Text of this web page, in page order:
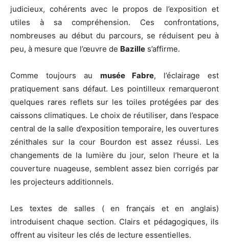
judicieux, cohérents avec le propos de l’exposition et
utiles à sa compréhension. Ces confrontations,
nombreuses au début du parcours, se réduisent peu à
peu, à mesure que l’œuvre de Bazille s’affirme.
Comme toujours au musée Fabre, l’éclairage est
pratiquement sans défaut. Les pointilleux remarqueront
quelques rares reflets sur les toiles protégées par des
caissons climatiques. Le choix de réutiliser, dans l’espace
central de la salle d’exposition temporaire, les ouvertures
zénithales sur la cour Bourdon est assez réussi. Les
changements de la lumière du jour, selon l’heure et la
couverture nuageuse, semblent assez bien corrigés par
les projecteurs additionnels.
Les textes de salles ( en français et en anglais)
introduisent chaque section. Clairs et pédagogiques, ils
offrent au visiteur les clés de lecture essentielles.